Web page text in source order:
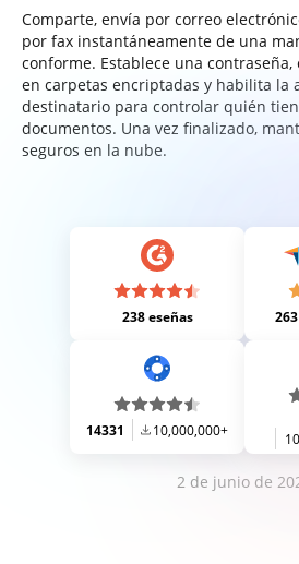
Comparte, envía por correo
por fax instantáneamente de una
conforme. Establece una
en carpetas encriptadas y habilita la
destinatario para controlar quién
documentos. Una vez finalizado,
seguros en la nube.
238 eseñas
14331 10,000,000+
2 de junio de